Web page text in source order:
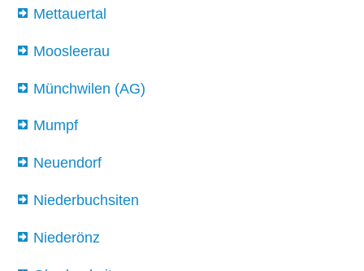
Mettauertal
Moosleerau
Münchwilen (AG)
Mumpf
Neuendorf
Niederbuchsiten
Niederönz